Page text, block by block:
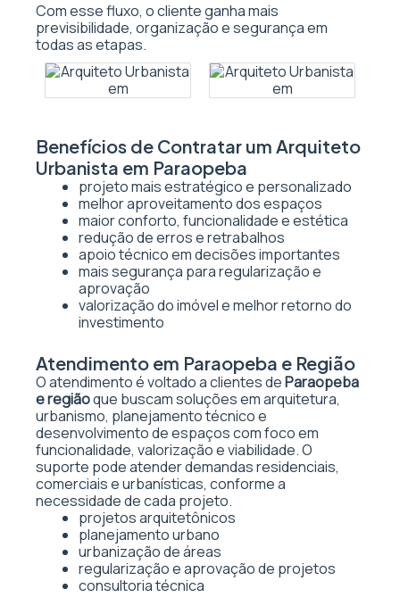
Com esse fluxo, o cliente ganha mais
previsibilidade, organização e segurança em
todas as etapas.
Benefícios de Contratar um Arquiteto
Urbanista em Paraopeba
projeto mais estratégico e personalizado
melhor aproveitamento dos espaços
maior conforto, funcionalidade e estética
redução de erros e retrabalhos
apoio técnico em decisões importantes
mais segurança para regularização e
aprovação
valorização do imóvel e melhor retorno do
investimento
Atendimento em Paraopeba e Região
O atendimento é voltado a clientes deParaopeba
e regiãoque buscam soluções em arquitetura,
urbanismo, planejamento técnico e
desenvolvimento de espaços com foco em
funcionalidade, valorização e viabilidade. O
suporte pode atender demandas residenciais,
comerciais e urbanísticas, conforme a
necessidade de cada projeto.
projetos arquitetônicos
planejamento urbano
urbanização de áreas
regularização e aprovação de projetos
consultoria técnica